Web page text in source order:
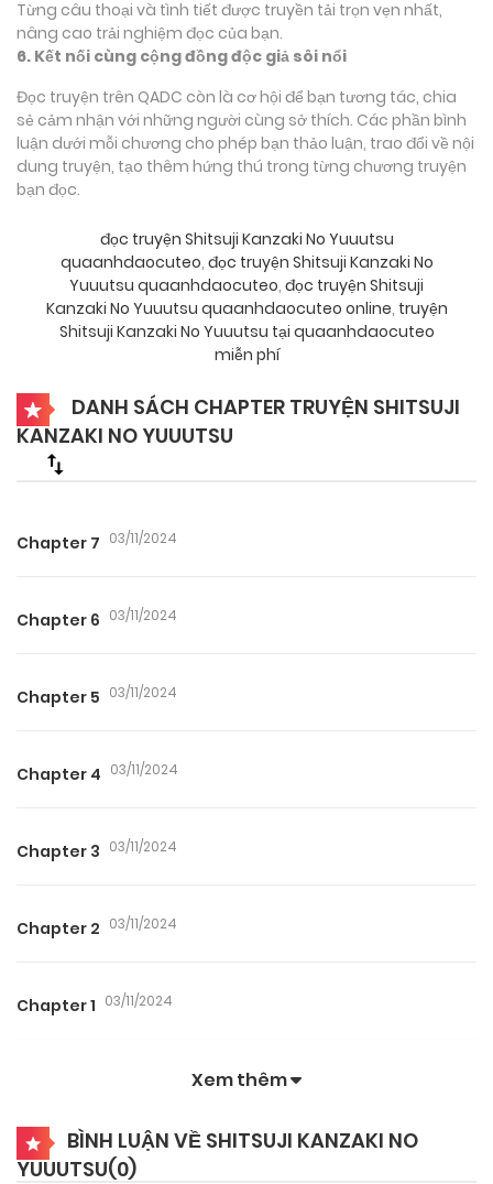
Từng câu thoại và tình tiết được truyền tải trọn vẹn nhất,
nâng cao trải nghiệm đọc của bạn.
6. Kết nối cùng cộng đồng độc giả sôi nổi
Đọc truyện trên QADC còn là cơ hội để bạn tương tác, chia
sẻ cảm nhận với những người cùng sở thích. Các phần bình
luận dưới mỗi chương cho phép bạn thảo luận, trao đổi về nội
dung truyện, tạo thêm hứng thú trong từng chương truyện
bạn đọc.
đọc truyện Shitsuji Kanzaki No Yuuutsu
quaanhdaocuteo, đọc truyện Shitsuji Kanzaki No
Yuuutsu quaanhdaocuteo, đọc truyện Shitsuji
Kanzaki No Yuuutsu quaanhdaocuteo online, truyện
Shitsuji Kanzaki No Yuuutsu tại quaanhdaocuteo
miễn phí
DANH SÁCH CHAPTER TRUYỆN SHITSUJI
KANZAKI NO YUUUTSU
Chapter 7 03/11/2024
Chapter 6 03/11/2024
Chapter 5 03/11/2024
Chapter 4 03/11/2024
Chapter 3 03/11/2024
Chapter 2 03/11/2024
Chapter 1 03/11/2024
Xem thêm
BÌNH LUẬN VỀ SHITSUJI KANZAKI NO
YUUUTSU(0)